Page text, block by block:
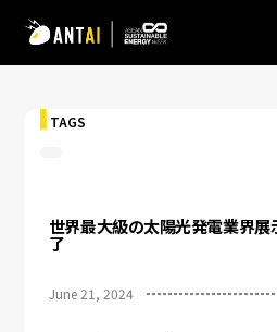
AT 3.0
折板屋根
TAGS
世界最大級の太陽光発電業界展
了
June 21, 2024